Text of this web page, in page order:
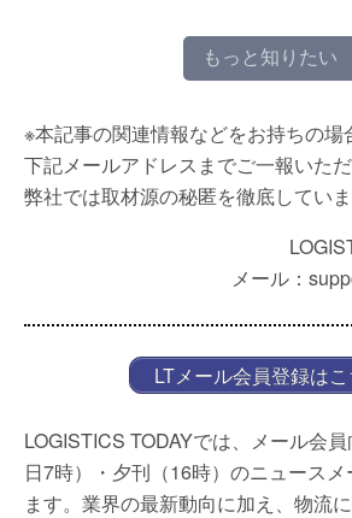
もっと知りたい
※本記事の関連情報などをお持ちの場
下記メールアドレスまでご一報いただ
弊社では取材源の秘匿を徹底していま
メール：
LTメール会員登録は
LOGISTICS TODAYでは、メール会
日7時）・夕刊（16時）のニュース
ます。業界の最新動向に加え、物流